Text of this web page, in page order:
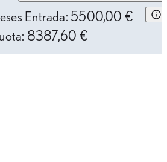
Entrada: 5500,00 €
8387,60 €